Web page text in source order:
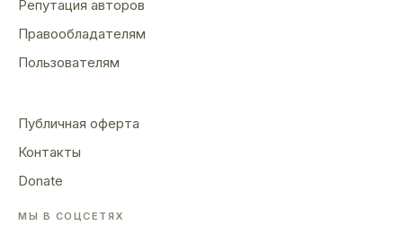
Репутация авторов
Правообладателям
Пользователям
Публичная оферта
Контакты
Donate
МЫ В СОЦСЕТЯХ